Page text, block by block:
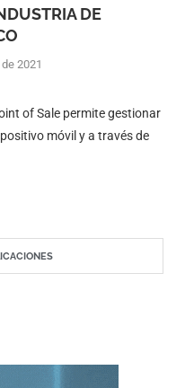
DE
2021
of Sale permite gestionar
móvil y a través de